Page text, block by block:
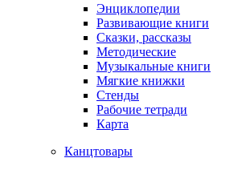
Энциклопедии
Развивающие книги
Сказки, рассказы
Методические
Музыкальные книги
Мягкие книжки
Стенды
Рабочие тетради
Карта
Канцтовары